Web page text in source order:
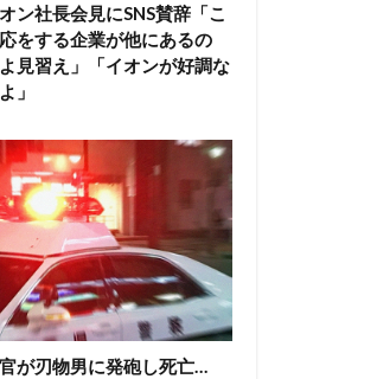
ン社長会見にSNS賛辞「こ
をする企業が他にあるの
見習え」「イオンが好調な
」
が刃物男に発砲し死亡…